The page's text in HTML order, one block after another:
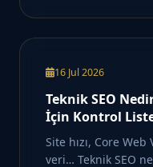
16 Jul 2026
Teknik SEO
İçin Kontrol
Site hızı, Core
veri… Teknik SEO